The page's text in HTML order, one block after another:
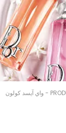
واي آيسد كولون